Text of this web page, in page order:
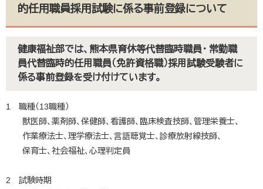
的任用職員採用試験に係る事前登録について
健康福祉部では、熊本県育休等代替臨時職員・ 常勤職
員代替臨時的任用職員（免許資格職）採用試験受験者に
係る事前登録を受け付けています。
1 職種（13職種）
獣医師、薬剤師、保健師、看護師、臨床検査技師、管理栄養士、
作業療法士、理学療法士、言語聴覚士、診療放射線技師、
保育士、社会福祉、心理判定員
2 試験時期